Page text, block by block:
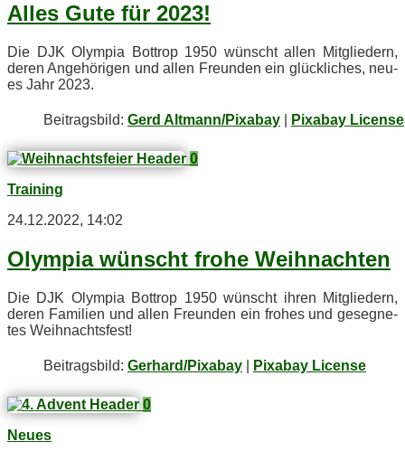
Al­les Gute für 2023!
Die DJK Olym­pia Bot­trop 1950 wünscht al­len Mit­glie­dern,
de­ren An­ge­hö­ri­gen und al­len Freun­den ein glück­li­ches, neu­
es Jahr 2023.
Bei­trags­bild: Gerd Altmann/Pixabay Pixabay License
0
Training
24.12.2022, 14:02
Olym­pia wünscht fro­he Weihnachten
Die DJK Olym­pia Bot­trop 1950 wünscht ih­ren Mit­glie­dern,
de­ren Fa­mi­li­en und al­len Freun­den ein fro­hes und ge­seg­ne­
tes Weihnachtsfest!
Bei­trags­bild: Gerhard/Pixabay Pixabay License
0
Neues